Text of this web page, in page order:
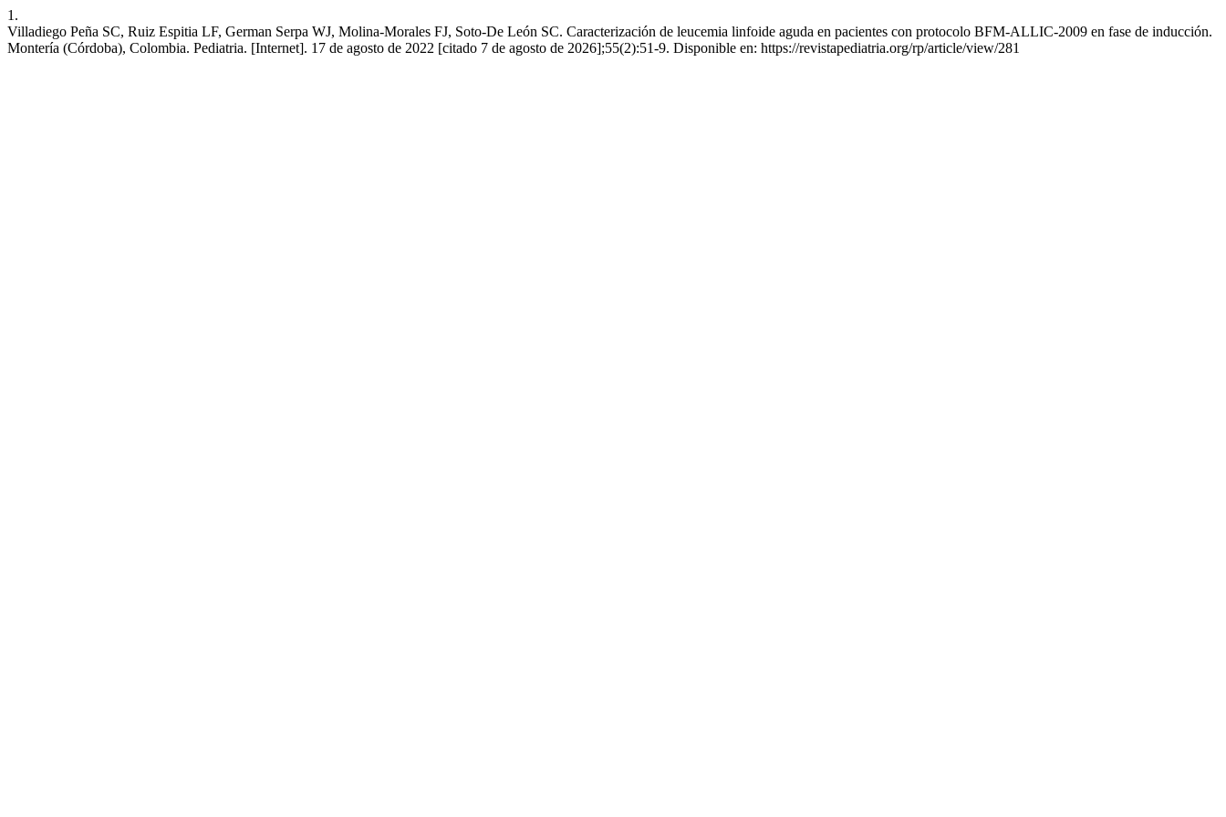
1.
Villadiego Peña SC, Ruiz Espitia LF, German Serpa WJ, Molina-Morales FJ, Soto-De León SC. Caracterización de leucemia linfoide aguda en pacientes con protocolo BFM-ALLIC-2009 en fase de inducción.
Montería (Córdoba), Colombia. Pediatria. [Internet]. 17 de agosto de 2022 [citado 7 de agosto de 2026];55(2):51-9. Disponible en: https://revistapediatria.org/rp/article/view/281